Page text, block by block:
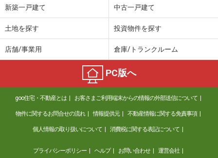
新築一戸建て 中古一戸建て
土地を探す 投資物件を探す
店舗/事業用 倉庫/トランクルーム
PC版へ
goo住宅・不動産とは お客さまご利用端末からの情報の外部送信について
物件に関するお問合せの流れ 情報提供元 不動産情報に関する免責事項
個人情報の取り扱いについて 消費税に関する表記について
プライバシーポリシー ヘルプ お問い合わせ 運営会社